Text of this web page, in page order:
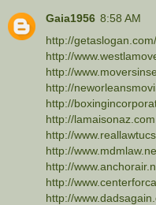
Gaia1956 8:58 AM
http://getaslogan.com/
http://
http://
http://
http://
http://lamaisonaz.com
http://
http://
http://
http://
http://